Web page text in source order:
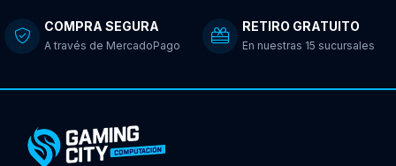
COMPRA SEGURA
A través de MercadoPago
RETIRO GRATUITO
En nuestras 15 sucursales